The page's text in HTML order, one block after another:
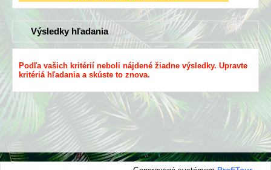
Výsledky hľadania
Podľa vašich kritérií neboli nájdené žiadne výsledky. Upravte
kritériá hľadania a skúste to znova.